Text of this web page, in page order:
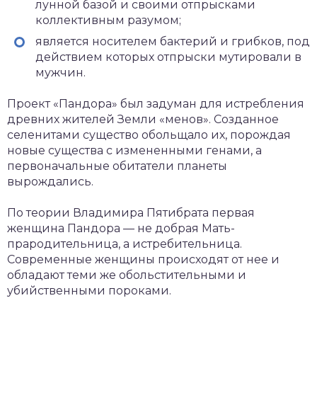
лунной базой и своими отпрысками
коллективным разумом;
является носителем бактерий и грибков, под
действием которых отпрыски мутировали в
мужчин.
Проект «Пандора» был задуман для истребления
древних жителей Земли «менов». Созданное
селенитами существо обольщало их, порождая
новые существа с измененными генами, а
первоначальные обитатели планеты
вырождались.
По теории Владимира Пятибрата первая
женщина Пандора — не добрая Мать-
прародительница, а истребительница.
Современные женщины происходят от нее и
обладают теми же обольстительными и
убийственными пороками.